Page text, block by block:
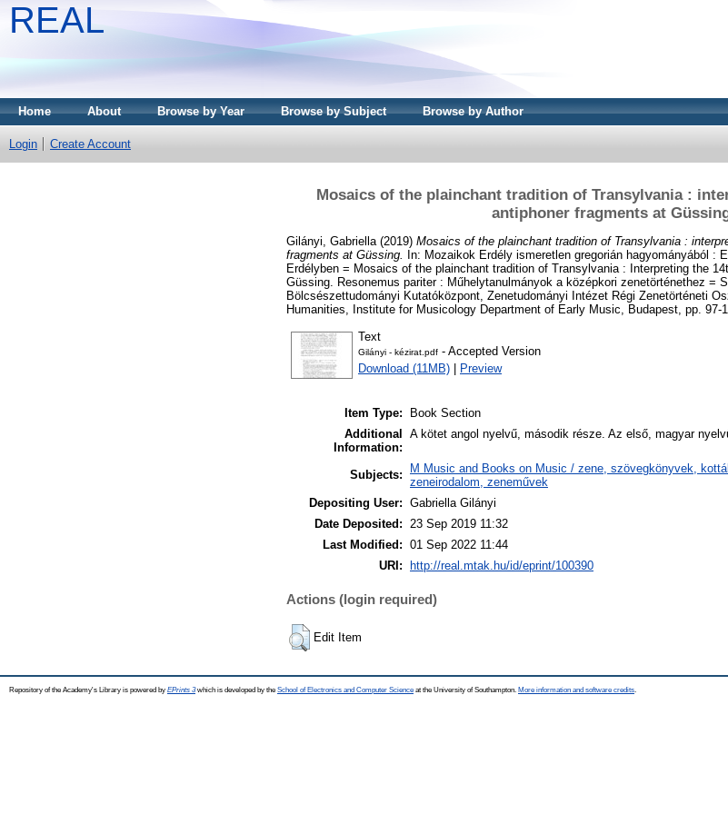
REAL
Home About Browse by Year Browse by Subject Browse by Author
Login Create Account
Mosaics of the plainchant tradition of Transylvania :
antiphoner fragments at
Gilányi, Gabriella (2019) Mosaics of the plainchant tradition of Transylvania :
fragments at Güssing. In: Mozaikok Erdély ismeretlen gregorián hagyományából :
Erdélyben = Mosaics of the plainchant tradition of Transylvania : Interpreting the
Güssing. Resonemus pariter : Műhelytanulmányok a középkori zenetörténethez =
Bölcsészettudományi Kutatóközpont, Zenetudományi Intézet Régi Zenetörténeti
Humanities, Institute for Musicology Department of Early Music, Budapest, pp. 97-
Text
Gilányi - kézirat.pdf - Accepted Version
Download (11MB)
Preview
Item Type:
Book Section
Additional
Information:
A kötet angol nyelvű, második része. Az első, magyar
Subjects:
M Music and Books on Music / zene, szövegkönyvek,
zeneirodalom, zeneművek
Depositing User: Gabriella Gilányi
Date Deposited: 23 Sep 2019 11:32
Last Modified: 01 Sep 2022 11:44
URI:
http://real.mtak.hu/id/eprint/100390
Actions (login required)
Edit Item
Repository of the Academy's Library is powered by EPrints 3which is developed by the School of Electronics and Computer Science at the University of Southampton. More information and software credits